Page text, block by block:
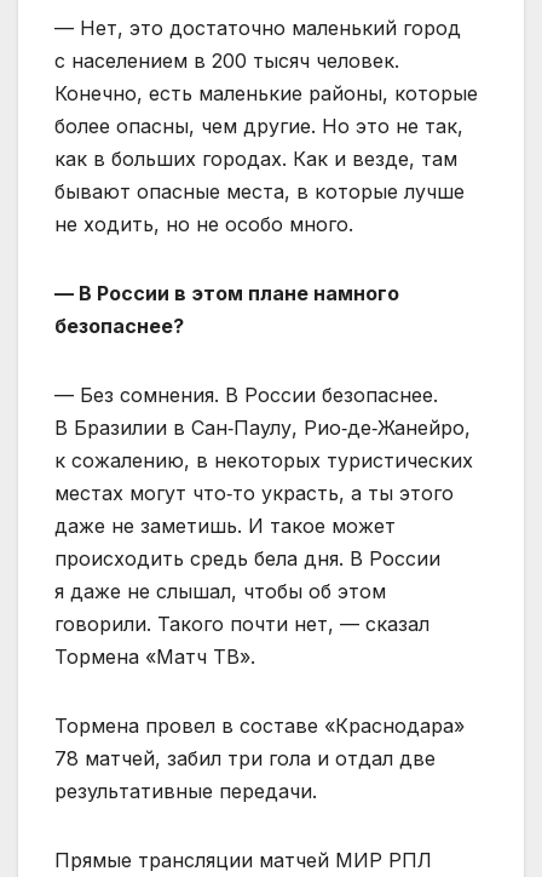
— Нет, это достаточно маленький город
с населением в 200 тысяч человек.
Конечно, есть маленькие районы, которые
более опасны, чем другие. Но это не так,
как в больших городах. Как и везде, там
бывают опасные места, в которые лучше
не ходить, но не особо много.
— В России в этом плане намного
безопаснее?
— Без сомнения. В России безопаснее.
В Бразилии в Сан‑Паулу, Рио‑де‑Жанейро,
к сожалению, в некоторых туристических
местах могут что‑то украсть, а ты этого
даже не заметишь. И такое может
происходить средь бела дня. В России
я даже не слышал, чтобы об этом
говорили. Такого почти нет, — сказал
Тормена «Матч ТВ».
Тормена провел в составе «Краснодара»
78 матчей, забил три гола и отдал две
результативные передачи.
Прямые трансляции матчей МИР РПЛ